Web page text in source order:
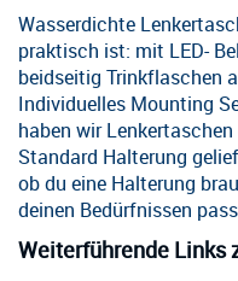
Wasserdichte
praktisch ist: mit LED-
beidseitig Trinkflaschen
Individuelles Mounting
haben wir
Standard Halterung
ob du eine Halterung
deinen Bedürfnissen
Weiterführende Links